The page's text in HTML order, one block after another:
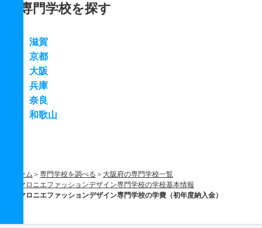
専門学校を探す
滋賀
京都
大阪
兵庫
奈良
和歌山
ホーム 専門学校を調べる
大阪府の専門学校一覧
マロニエファッションデザイン専門学校の学校基本情報
マロニエファッションデザイン専門学校の学費（初年度納入金）